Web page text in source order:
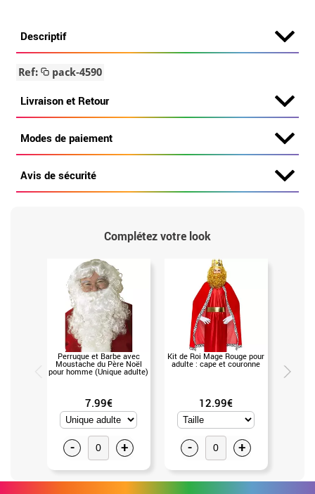
Descriptif
Ref: pack-4590
Livraison et Retour
Modes de paiement
Avis de sécurité
Complétez votre look
Perruque et Barbe avec
Moustache du Père Noël
pour homme (Unique adulte)
7.99€
- +
Kit de Roi Mage Rouge pour
adulte : cape et couronne
12.99€
- +